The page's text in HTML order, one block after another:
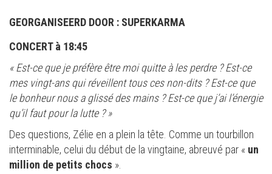
GEORGANISEERD DOOR : SUPERKARMA
CONCERT à 18:45
« Est-ce que je préfère être moi quitte à les perdre ? Est-ce
mes vingt-ans qui réveillent tous ces non-dits ? Est-ce que
le bonheur nous a glissé des mains ? Est-ce que j’ai l’énergie
qu’il faut pour la lutte ? »
Des questions, Zélie en a plein la tête. Comme un tourbillon
interminable, celui du début de la vingtaine, abreuvé par « un
million de petits chocs ».